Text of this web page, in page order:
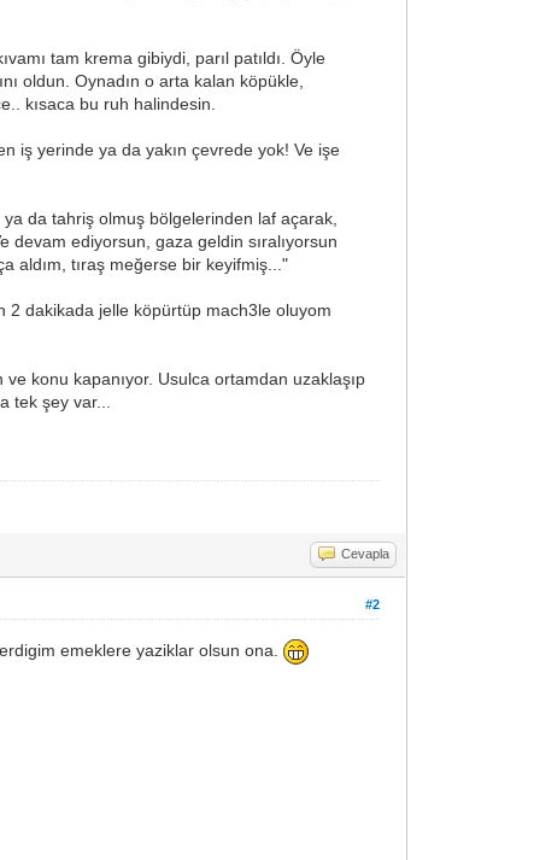
tam krema gibiydi, parıl patıldı. Öyle
oldun. Oynadın o arta kalan köpükle,
kısaca bu ruh halindesin.
iş yerinde ya da yakın çevrede yok! Ve işe
da tahriş olmuş bölgelerinden laf açarak,
devam ediyorsun, gaza geldin sıralıyorsun
aldım, tıraş meğerse bir keyifmiş..."
2 dakikada jelle köpürtüp mach3le oluyom
konu kapanıyor. Usulca ortamdan uzaklaşıp
tek şey var...
Cevapla
#2
emeklere yaziklar olsun ona.